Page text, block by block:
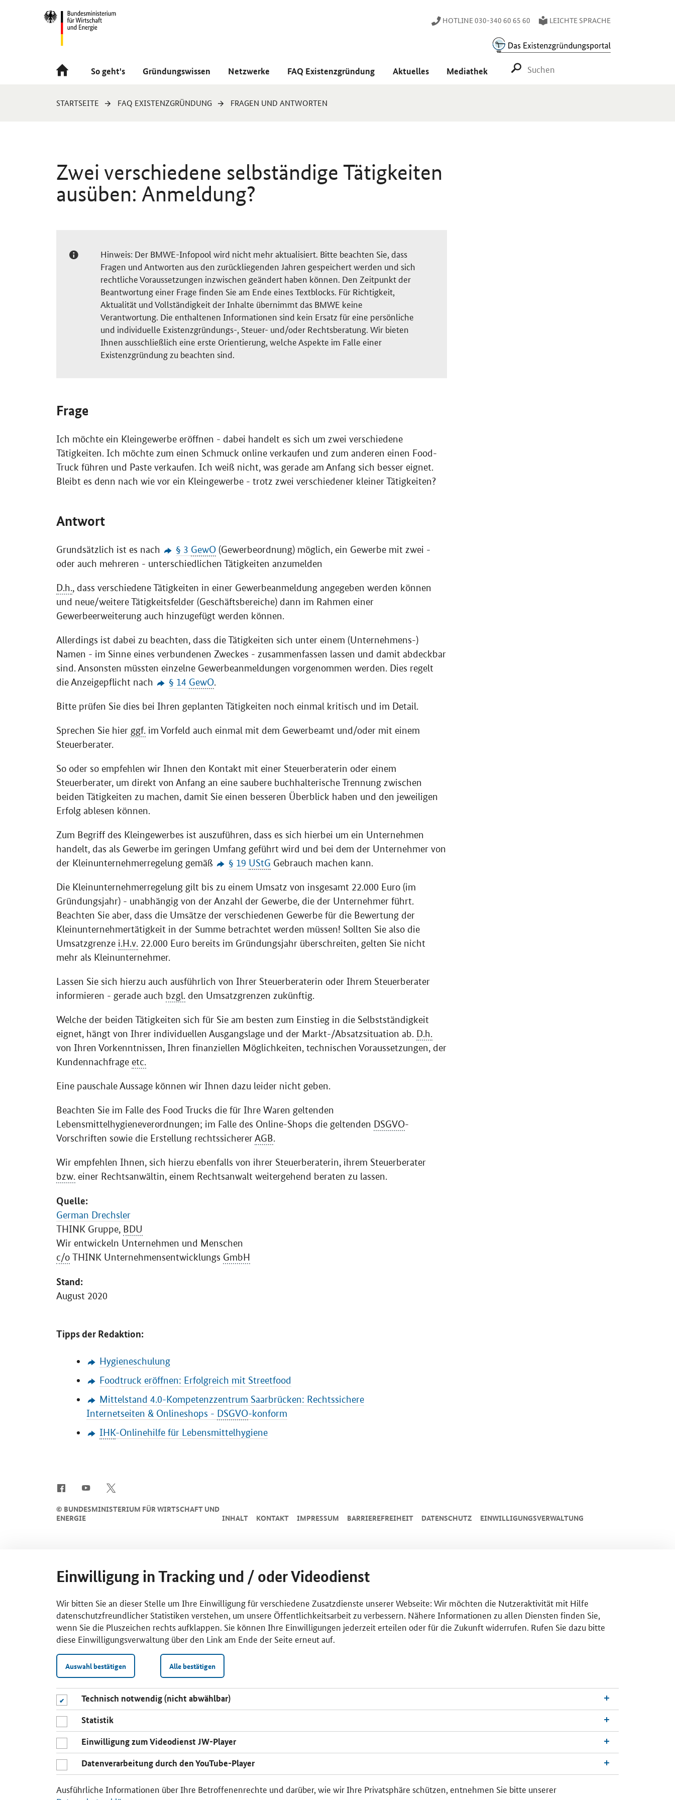
Navigation
Hauptmenü HOTLINE 030-340 60 65 60 LEICHTE SPRACHE
So geht's Gründungswissen Netzwerke FAQ Existenzgründung Aktuelles Mediathek SUCHE STARTEN
Sie
STARTSEITE FAQ EXISTENZGRÜNDUNG FRAGEN UND ANTWORTEN
Zwei verschiedene selbständige Tätigkeiten
ausüben: Anmeldung?
Hinweis: Der BMWE-Infopool wird nicht mehr aktualisiert. Bitte beachten Sie, dass
Fragen und Antworten aus den zurückliegenden Jahren gespeichert werden und sich
rechtliche Voraussetzungen inzwischen geändert haben können. Den Zeitpunkt der
Beantwortung einer Frage finden Sie am Ende eines Textblocks. Für Richtigkeit,
Aktualität und Vollständigkeit der Inhalte übernimmt das BMWE keine
Verantwortung. Die enthaltenen Informationen sind kein Ersatz für eine persönliche
und individuelle Existenzgründungs-, Steuer- und/oder Rechtsberatung. Wir bieten
Ihnen ausschließlich eine erste Orientierung, welche Aspekte im Falle einer
Existenzgründung zu beachten sind.
Frage
Ich möchte ein Kleingewerbe eröffnen - dabei handelt es sich um zwei verschiedene
Tätigkeiten. Ich möchte zum einen Schmuck online verkaufen und zum anderen einen Food-
Truck führen und Paste verkaufen. Ich weiß nicht, was gerade am Anfang sich besser eignet.
Bleibt es denn nach wie vor ein Kleingewerbe - trotz zwei verschiedener kleiner Tätigkeiten?
Antwort
Grundsätzlich ist es nach § 3 GewO (Gewerbeordnung) möglich, ein Gewerbe mit zwei -
oder auch mehreren - unterschiedlichen Tätigkeiten anzumelden
D.h., dass verschiedene Tätigkeiten in einer Gewerbeanmeldung angegeben werden können
und neue/weitere Tätigkeitsfelder (Geschäftsbereiche) dann im Rahmen einer
Gewerbeerweiterung auch hinzugefügt werden können.
Allerdings ist dabei zu beachten, dass die Tätigkeiten sich unter einem (Unternehmens-)
Namen - im Sinne eines verbundenen Zweckes - zusammenfassen lassen und damit abdeckbar
sind. Ansonsten müssten einzelne Gewerbeanmeldungen vorgenommen werden. Dies regelt
die Anzeigepflicht nach
§ 14 GewO.
Bitte prüfen Sie dies bei Ihren geplanten Tätigkeiten noch einmal kritisch und im Detail.
Sprechen Sie hier ggf. im Vorfeld auch einmal mit dem Gewerbeamt und/oder mit einem
Steuerberater.
So oder so empfehlen wir Ihnen den Kontakt mit einer Steuerberaterin oder einem
Steuerberater, um direkt von Anfang an eine saubere buchhalterische Trennung zwischen
beiden Tätigkeiten zu machen, damit Sie einen besseren Überblick haben und den jeweiligen
Erfolg ablesen können.
Zum Begriff des Kleingewerbes ist auszuführen, dass es sich hierbei um ein Unternehmen
handelt, das als Gewerbe im geringen Umfang geführt wird und bei dem der Unternehmer von
der Kleinunternehmerregelung gemäß
§ 19 UStG Gebrauch machen kann.
Die Kleinunternehmerregelung gilt bis zu einem Umsatz von insgesamt 22.000 Euro (im
Gründungsjahr) - unabhängig von der Anzahl der Gewerbe, die der Unternehmer führt.
Beachten Sie aber, dass die Umsätze der verschiedenen Gewerbe für die Bewertung der
Kleinunternehmertätigkeit in der Summe betrachtet werden müssen! Sollten Sie also die
Umsatzgrenze i.H.v. 22.000 Euro bereits im Gründungsjahr überschreiten, gelten Sie nicht
mehr als Kleinunternehmer.
Lassen Sie sich hierzu auch ausführlich von Ihrer Steuerberaterin oder Ihrem Steuerberater
informieren - gerade auch bzgl. den Umsatzgrenzen zukünftig.
Welche der beiden Tätigkeiten sich für Sie am besten zum Einstieg in die Selbstständigkeit
eignet, hängt von Ihrer individuellen Ausgangslage und der Markt-/Absatzsituation ab. D.h.
von Ihren Vorkenntnissen, Ihren finanziellen Möglichkeiten, technischen Voraussetzungen, der
Kundennachfrage etc.
Eine pauschale Aussage können wir Ihnen dazu leider nicht geben.
Beachten Sie im Falle des Food Trucks die für Ihre Waren geltenden
Lebensmittelhygieneverordnungen; im Falle des Online-Shops die geltenden DSGVO-
Vorschriften sowie die Erstellung rechtssichererAGB.
Wir empfehlen Ihnen, sich hierzu ebenfalls von ihrer Steuerberaterin, ihrem Steuerberater
bzw. einer Rechtsanwältin, einem Rechtsanwalt weitergehend beraten zu lassen.
Quelle:
German Drechsler
THINK Gruppe, BDU
Wir entwickeln Unternehmen und Menschen
c/o THINK Unternehmensentwicklungs GmbH
Stand:
August 2020
Tipps der Redaktion:
Hygieneschulung
Foodtruck eröffnen: Erfolgreich mit Streetfood
Mittelstand 4.0-Kompetenzzentrum Saarbrücken: Rechtssichere
Internetseiten & Onlineshops - DSGVO-konform
IHK-Onlinehilfe für Lebensmittelhygiene
© BUNDESMINISTERIUM FÜR WIRTSCHAFT UND
ENERGIE
INHALT KONTAKT IMPRESSUM BARRIEREFREIHEIT DATENSCHUTZ EINWILLIGUNGSVERWALTUNG
Einwilligung in Tracking und / oder Videodienst
Wir bitten Sie an dieser Stelle um Ihre Einwilligung für verschiedene Zusatzdienste unserer Webseite: Wir möchten die Nutzeraktivität mit Hilfe
datenschutzfreundlicher Statistiken verstehen, um unsere Öffentlichkeitsarbeit zu verbessern. Nähere Informationen zu allen Diensten finden Sie,
wenn Sie die Pluszeichen rechts aufklappen. Sie können Ihre Einwilligungen jederzeit erteilen oder für die Zukunft widerrufen. Rufen Sie dazu bitte
diese Einwilligungsverwaltung über den Link am Ende der Seite erneut auf.
Auswahl bestätigen Alle bestätigen
Technisch notwendig (nicht abwählbar)
Statistik
Einwilligung zum Videodienst JW-Player
Datenverarbeitung durch den YouTube-Player
Ausführliche Informationen über Ihre Betroffenenrechte und darüber, wie wir Ihre Privatsphäre schützen, entnehmen Sie bitte unserer